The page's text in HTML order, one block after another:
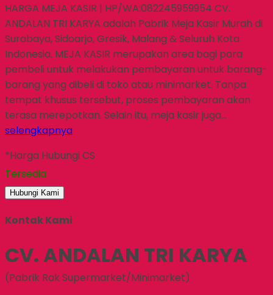
HARGA MEJA KASIR | HP/WA:082245959954 CV.
ANDALAN TRI KARYA adalah Pabrik Meja Kasir Murah di
Surabaya, Sidoarjo, Gresik, Malang & Seluruh Kota
Indonesia. MEJA KASIR merupakan area bagi para
pembeli untuk melakukan pembayaran untuk barang-
barang yang dibeli di toko atau minimarket. Tanpa
tempat khusus tersebut, proses pembayaran akan
terasa merepotkan. Selain itu, meja kasir juga…
selengkapnya
*Harga Hubungi CS
Tersedia
Hubungi Kami
Kontak Kami
CV. ANDALAN TRI KARYA
(Pabrik Rak Supermarket/Minimarket)